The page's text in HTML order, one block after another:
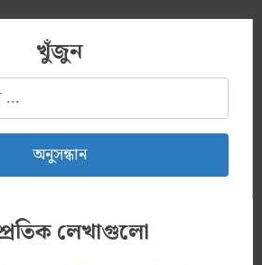
খুঁজুন
লেখাগুলো